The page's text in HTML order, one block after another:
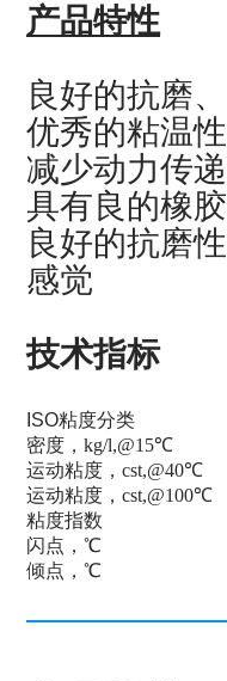
产品特性
良好的抗磨
优秀的粘温
减少动力传
具有良的橡
良好的抗磨
感觉
技术指标
ISO粘度分类
密度， kg/l,@15℃
运动粘度， cst,@40℃
运动粘度， cst,@100℃
粘度指数
闪点，℃
倾点，℃